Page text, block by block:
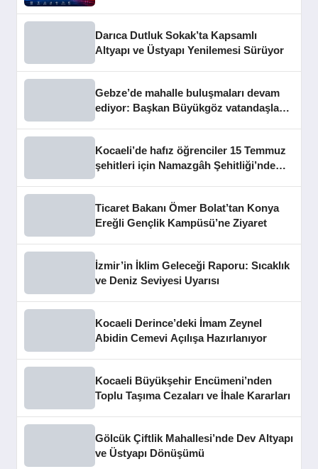
Darıca Dutluk Sokak’ta Kapsamlı
Altyapı ve Üstyapı Yenilemesi Sürüyor
Gebze’de mahalle buluşmaları devam
ediyor: Başkan Büyükgöz vatandaşları
Kocaeli’de hafız öğrenciler 15 Temmuz
şehitleri için Namazgâh Şehitliği’nde
Ticaret Bakanı Ömer Bolat’tan Konya
Ereğli Gençlik Kampüsü’ne Ziyaret
İzmir’in İklim Geleceği Raporu: Sıcaklık
ve Deniz Seviyesi Uyarısı
Kocaeli Derince’deki İmam Zeynel
Abidin Cemevi Açılışa Hazırlanıyor
Kocaeli Büyükşehir Encümeni’nden
Toplu Taşıma Cezaları ve İhale Kararları
Gölcük Çiftlik Mahallesi’nde Dev Altyapı
ve Üstyapı Dönüşümü